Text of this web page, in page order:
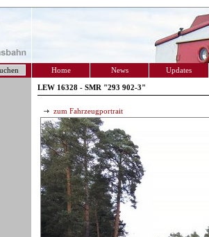
Home News Updates
LEW 16328 - SMR "293 902-3"
zum Fahrzeugportrait